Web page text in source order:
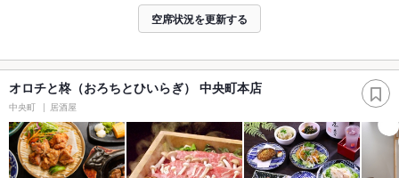
空席状況を更新する
オロチと柊（おろちとひいらぎ） 中央町本店
中央町 居酒屋